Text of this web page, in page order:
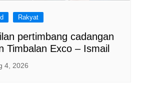
Rakyat
pertimbang cadangan
Timbalan Exco – Ismail
4, 2026